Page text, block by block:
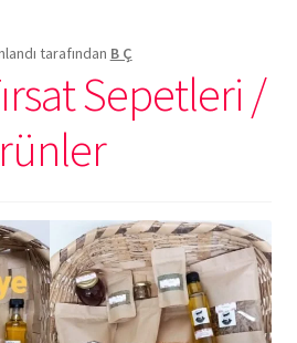
tarafından B Ç
Sepetleri /